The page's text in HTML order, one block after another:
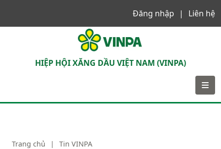
Đăng nhập
Liên hệ
HIỆP HỘI XĂNG DẦU VIỆT NAM (VINPA)
Trang chủ | Tin VINPA